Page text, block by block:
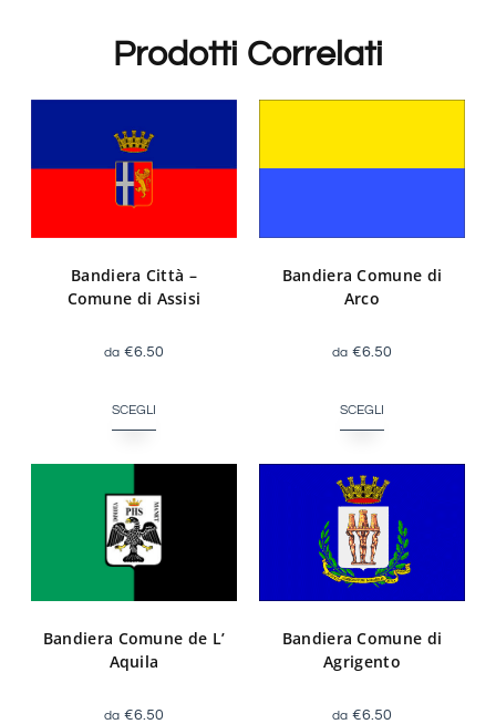
Prodotti Correlati
Bandiera Città –
Comune di Assisi
€6.50
SCEGLI
Bandiera Comune di
Arco
€6.50
SCEGLI
Bandiera Comune de L’
Aquila
€6.50
Bandiera Comune di
Agrigento
€6.50